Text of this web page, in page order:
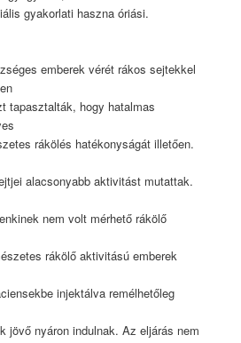
gyakorlati hasznaóriási.
emberek vérét rákos sejtekkel
tapasztalták, hogy hatalmas
rákölés hatékonyságát illetően.
alacsonyabb aktivitást mutattak.
nem volt mérhető rákölő
rákölő aktivitású emberek
injektálva remélhetőleg
jövő nyáron indulnak. Az eljárás nem